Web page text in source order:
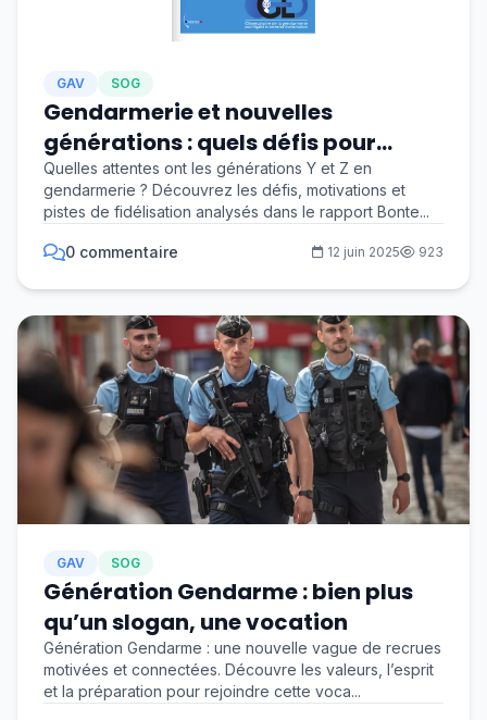
GAV SOG
Gendarmerie et nouvelles
générations : quels défis pour
demain ?
Quelles attentes ont les générations Y et Z en
gendarmerie ? Découvrez les défis, motivations et
pistes de fidélisation analysés dans le rapport Bonte...
0 commentaire 12 juin 2025 923
GAV SOG
Génération Gendarme : bien plus
qu’un slogan, une vocation
Génération Gendarme : une nouvelle vague de recrues
motivées et connectées. Découvre les valeurs, l’esprit
et la préparation pour rejoindre cette voca...